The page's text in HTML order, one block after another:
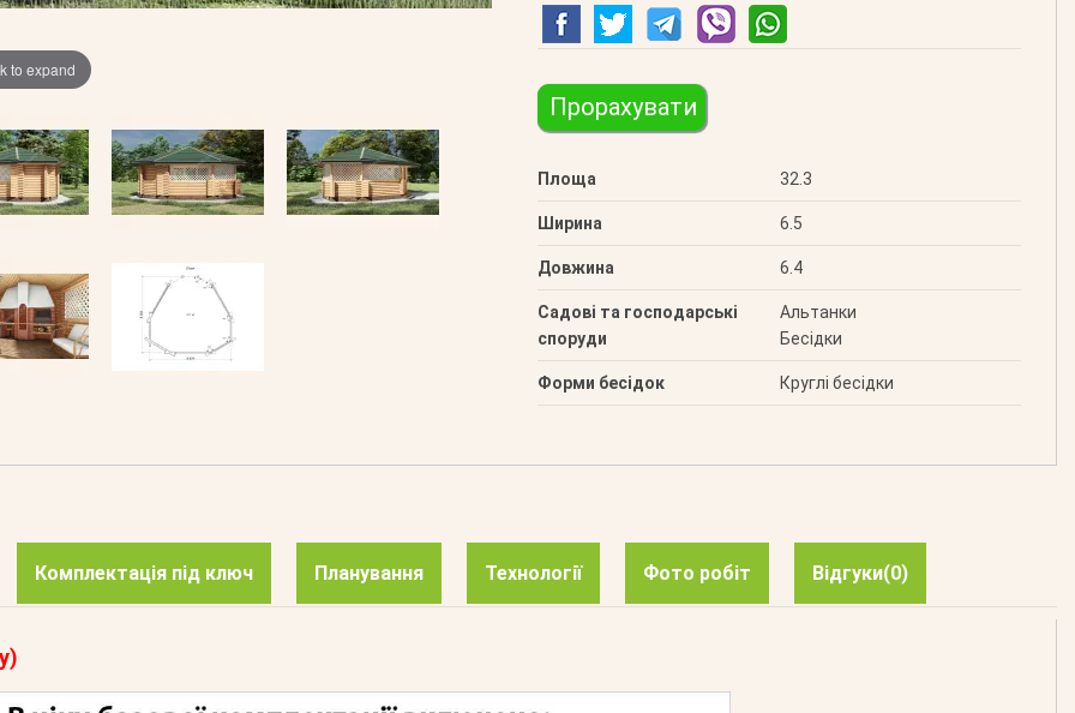
to expand
Прорахувати
Площа 32.3
Ширина 6.5
Довжина 6.4
Садові та господарські
споруди
Альтанки
Бесідки
Форми бесідок Круглі бесідки
Комплектація під ключ Планування Технології Фото робіт Відгуки(0)